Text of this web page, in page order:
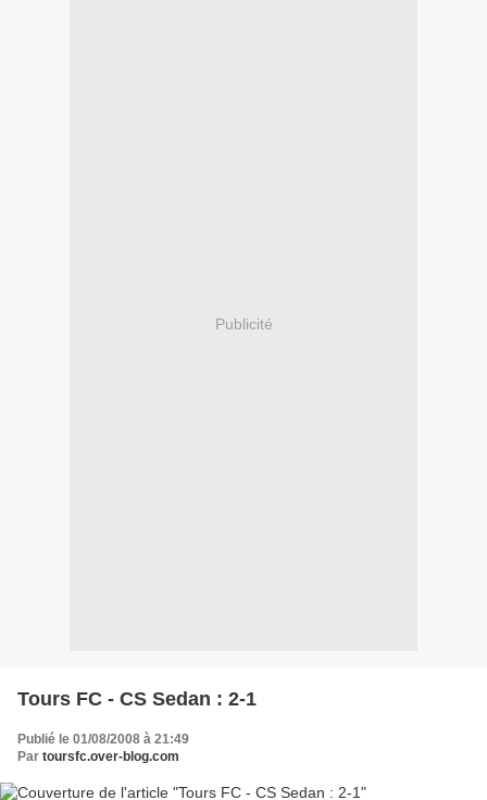
Publicité
Tours FC - CS Sedan : 2-1
Publié le 01/08/2008 à 21:49
Par toursfc.over-blog.com